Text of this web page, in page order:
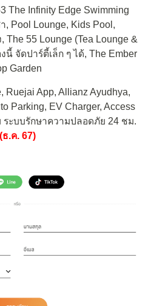
The Infinity Edge Swimming
, Pool Lounge, Kids Pool,
The 55 Lounge (Tea Lounge &
นี้ จัดปาร์ตี้เล็ก ๆ ได้, The Ember
Garden
Ruejai App, Allianz Ayudhya,
Parking, EV Charger, Access
ระบบรักษาความปลอดภัย 24 ชม.
ธ.ค. 67)